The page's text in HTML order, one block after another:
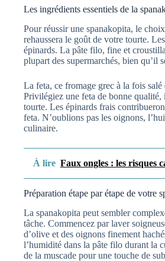
Les ingrédients essentiels de la
Pour réussir une spanakopita, le
rehaussera le goût de votre tourte.
épinards. La pâte filo, fine et
plupart des supermarchés, bien qu’il
La feta, ce fromage grec à la fois
Privilégiez une feta de bonne qualité,
tourte. Les épinards frais
feta. N’oublions pas les oignons,
culinaire.
À lire Faux ongles : les risques
Préparation étape par étape de votre
La spanakopita peut sembler
tâche. Commencez par laver
d’olive et des oignons finement
l’humidité dans la pâte filo durant la
de la muscade pour une touche de